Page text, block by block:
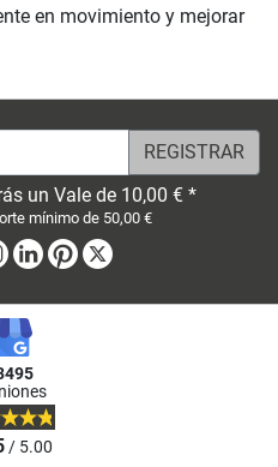
en movimiento y mejorar
un Vale de 10,00 € *
mínimo de 50,00 €
Instagram
LinkedinPinterest
/ 5.00